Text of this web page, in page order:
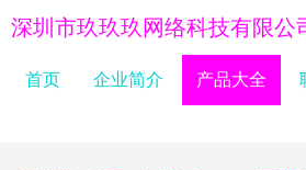
深圳市玖玖玖网络科技有限公
首页 企业简介 产品大全